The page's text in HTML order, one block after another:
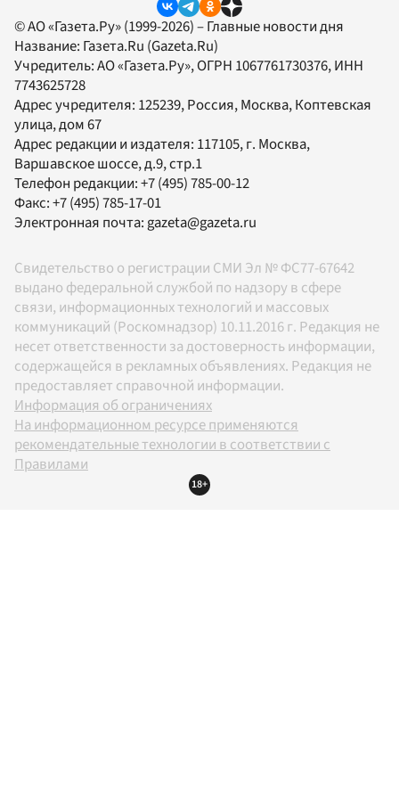
© АО «Газета.Ру» (1999-2026) – Главные новости дня
Название: Газета.Ru (Gazeta.Ru)
Учредитель:АО «Газета.Ру», ОГРН 1067761730376, ИНН
7743625728
Адрес учредителя: 125239, Россия, Москва, Коптевская
улица, дом 67
Адрес редакции и издателя: 117105, г. Москва,
Варшавское шоссе, д.9, стр.1
Телефон редакции:+7 (495) 785-00-12
Факс:+7 (495) 785-17-01
Электронная почта:gazeta@gazeta.ru
Свидетельство о регистрации СМИ Эл № ФС77-67642
выдано федеральной службой по надзору в сфере
связи, информационных технологий и массовых
коммуникаций (Роскомнадзор) 10.11.2016 г. Редакция не
несет ответственности за достоверность информации,
содержащейся в рекламных объявлениях. Редакция не
предоставляет справочной информации.
Информация об ограничениях
На информационном ресурсе применяются
рекомендательные технологии в соответствии с
Правилами
18+